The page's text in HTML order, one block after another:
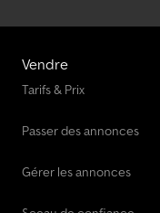
Vendre
Tarifs & Prix
Passer des annonces
Gérer les annonces